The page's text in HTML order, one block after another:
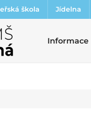
škola Jídelna
Informace